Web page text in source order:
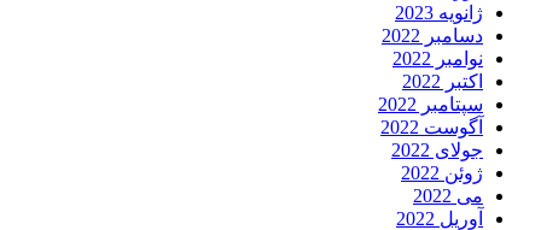
ژانویه 2023
دسامبر 2022
نوامبر 2022
اکتبر 2022
سپتامبر 2022
آگوست 2022
جولای 2022
ژوئن 2022
می 2022
آوریل 2022